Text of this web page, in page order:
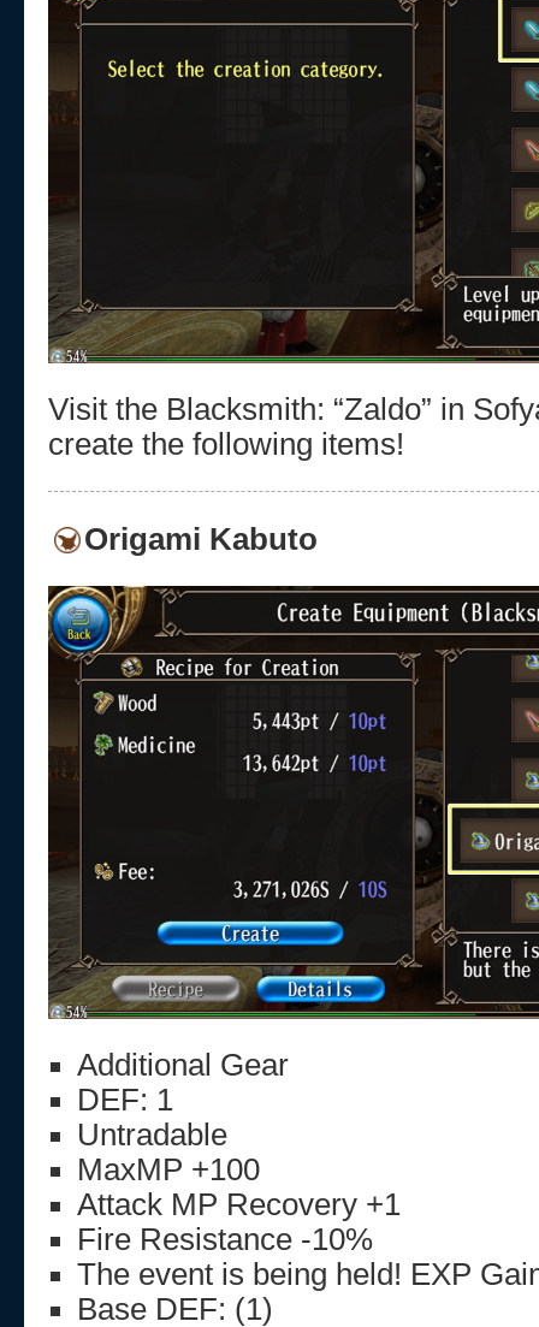
Visit the Blacksmith: “Zaldo” in
create the following items!
Origami Kabuto
Additional Gear
DEF: 1
Untradable
MaxMP +100
Attack MP Recovery +1
Fire Resistance -10%
The event is being held! EXP
Base DEF: (1)